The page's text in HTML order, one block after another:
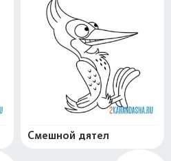
Смешной дятел